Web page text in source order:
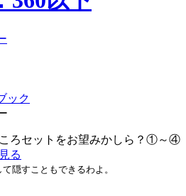
ろセットをお望みかしら？①～④
る
隠すこともできるわよ。